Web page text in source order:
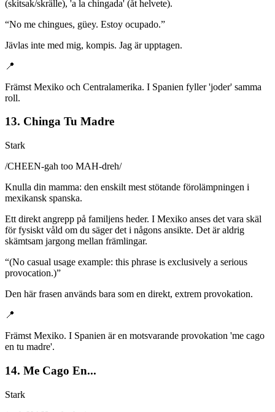
(skitsak/skrälle), 'a la chingada' (åt helvete).
“No me chingues, güey. Estoy ocupado.”
Jävlas inte med mig, kompis. Jag är upptagen.
📍
Främst Mexiko och Centralamerika. I Spanien fyller 'joder' samma
roll.
13. Chinga Tu Madre
Stark
/CHEEN-gah too MAH-dreh/
Knulla din mamma: den enskilt mest stötande förolämpningen i
mexikansk spanska.
Ett direkt angrepp på familjens heder. I Mexiko anses det vara skäl
för fysiskt våld om du säger det i någons ansikte. Det är aldrig
skämtsam jargong mellan främlingar.
“(No casual usage example: this phrase is exclusively a serious
provocation.)”
Den här frasen används bara som en direkt, extrem provokation.
📍
Främst Mexiko. I Spanien är en motsvarande provokation 'me cago
en tu madre'.
14. Me Cago En...
Stark